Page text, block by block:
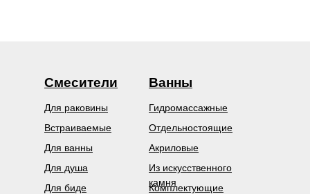
Смесители
Встраиваемые
Для биде
Для ванны
Для душа
Для раковины
Ванны
Из искусственного
камня
Гидромассажные
Акриловые
Отдельностоящие
Комплектующие